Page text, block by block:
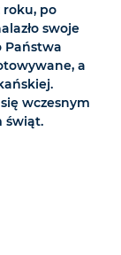
po
swoje
Państwa
a
wczesnym
świąt.